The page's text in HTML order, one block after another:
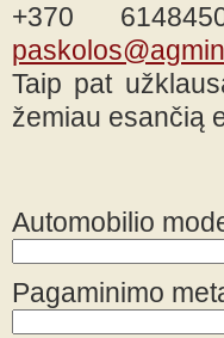
+370
Taip pat
žemiau esančią
Automobilio
Pagaminimo